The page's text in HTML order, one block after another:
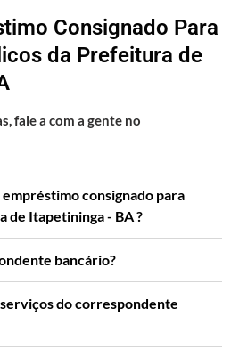
Consignado Para
da Prefeitura de
fale a com a gente no
consignado para
de Itapetininga - BA ?
bancário?
do correspondente